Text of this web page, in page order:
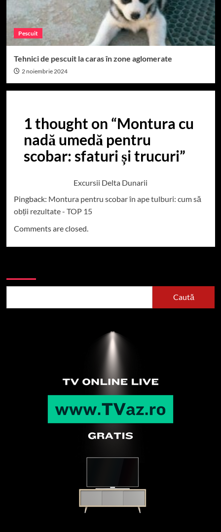
Pescuit
Tehnici de pescuit la caras în zone aglomerate
2 noiembrie 2024
1 thought on “Montura cu
nadă umedă pentru
scobar: sfaturi și trucuri”
Excursii Delta Dunarii
Pingback: Montura pentru scobar în ape tulburi: cum să
obții rezultate - TOP 15
Comments are closed.
Caută